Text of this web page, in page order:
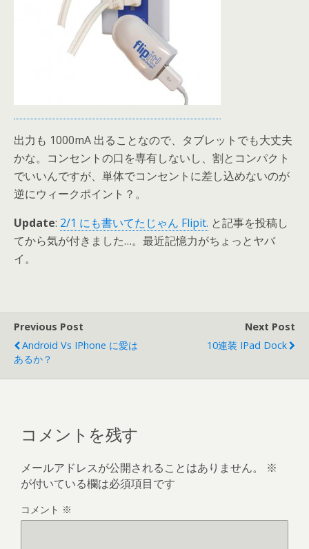
出力も 1000mA 出ることなので、タブレットでも大丈夫
かな。コンセントの口を専有しないし、割とコンパクト
でいいんですが、単体でコンセントに差し込めないのが
逆にウィークポイント？。
Update: 2/1 にも書いてたじゃん Flipit. と記事を投稿し
てから気が付きました…。最近記憶力がちょっとヤバ
イ。
Previous Post
Android Vs IPhone に愛は
あるか？
Next Post
10連装 IPad Dock
コメントを残す
メールアドレスが公開されることはありません。
※
が付いている欄は必須項目です
コメント ※